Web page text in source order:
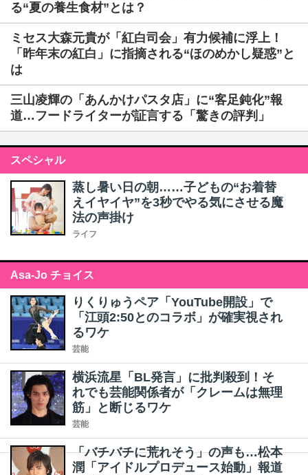
る“夏の養生食材”とは？
ミセス大森元貴が「紅白司会」有力候補に浮上！
「昨年末の紅白」に指摘される“ほのめかし疑惑”と
は
三山凌輝の「あんかけパスタ店」に“客足鈍化”報
道…フードライターが証言する「驚きの評判」
スペシャル
蒸し暑い日の朝……子どもの“お着替
えイヤイヤ”を3秒でやる気にさせる魔
法の声掛け
ライフ
Asa-Jo チョイス
りくりゅうペア「YouTube開設」で
「江頭2:50とのコラボ」が確実視され
るワケ
芸能
横浜流星「BL発言」に批判殺到！そ
れでも芸能関係者が「クレームは無理
筋」と断じるワケ
芸能
「バチバチに荒れそう」の声も…松本
潤「アイドルプロデュース始動」報道